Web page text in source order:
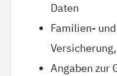
Daten
Familien-
Angaben zur